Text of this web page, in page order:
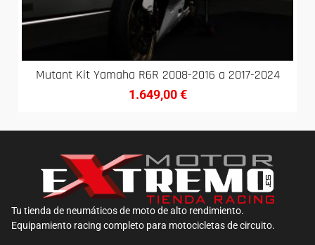
Mutant Kit Yamaha R6R 2008-2016 a 2017-2024
1.649,00€
Tu tienda de neumáticos de moto de alto rendimiento.
Equipamiento racing completo para motocicletas de circuito.